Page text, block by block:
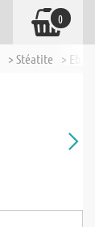
> Stéatite >
0